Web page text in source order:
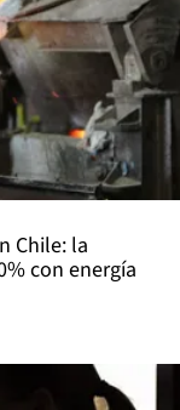
Chile: la
con energía